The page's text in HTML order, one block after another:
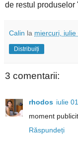
de restul produselor
Calin la miercuri,
Distribuiți
3 comentarii:
rhodos iulie
moment
Răspundeți